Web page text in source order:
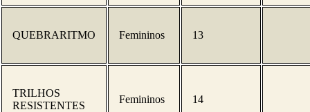
QUEBRARITMO Femininos 13
TRILHOS
RESISTENTES
Femininos 14